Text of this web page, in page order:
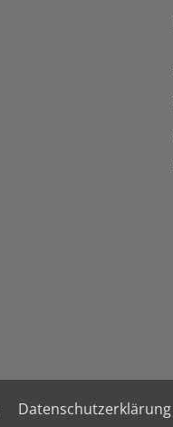
Datenschutzerklärung